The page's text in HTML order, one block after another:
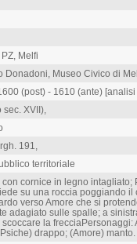
Melfi
Donadoni, Museo Civico di
(post) - 1610 (ante)
XVII),
191,
territoriale
cornice in legno intagliato;
su una roccia poggiando il
verso Amore che si
adagiato sulle spalle; a
la frecciaPersonaggi:
drappo; (Amore) manto.